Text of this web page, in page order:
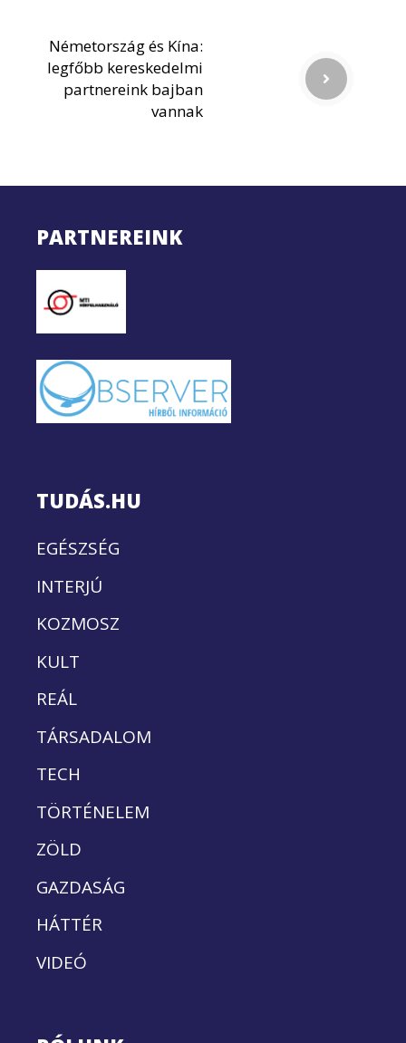
Németország és Kína:
legfőbb kereskedelmi
partnereink bajban
vannak
PARTNEREINK
TUDÁS.HU
EGÉSZSÉG
INTERJÚ
KOZMOSZ
KULT
REÁL
TÁRSADALOM
TECH
TÖRTÉNELEM
ZÖLD
GAZDASÁG
HÁTTÉR
VIDEÓ